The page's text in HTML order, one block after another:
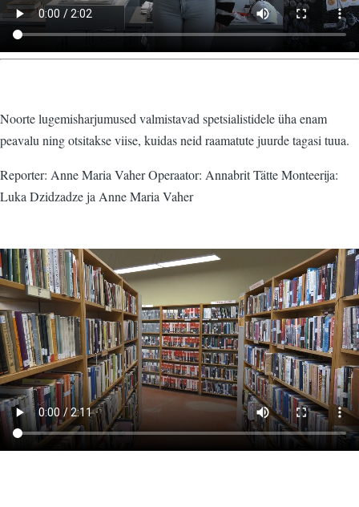
Noorte lugemisharjumused valmistavad spetsialistidele üha enam
peavalu ning otsitakse viise, kuidas neid raamatute juurde tagasi tuua.
Reporter: Anne Maria Vaher Operaator: Annabrit Tätte Monteerija:
Luka Dzidzadze ja Anne Maria Vaher
Video
fail